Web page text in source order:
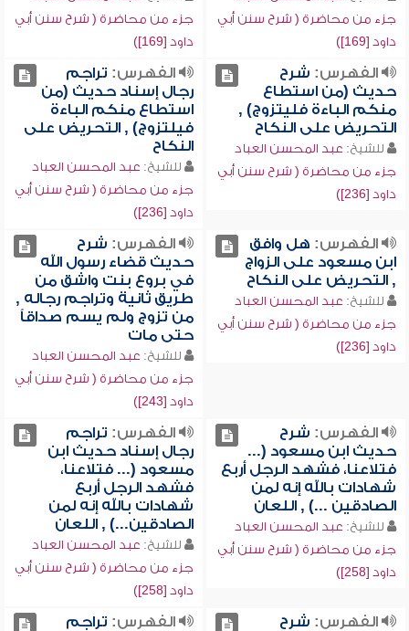
جزء من محاضرة ( شرح سنن أبي
داود [169])
جزء من محاضرة ( شرح سنن أبي
داود [169])
الفهرس: شرح
حديث (من استطاع
منكم الباءة فليتزوج) ,
التحريض على النكاح
للشيخ: عبد المحسن العباد
جزء من محاضرة ( شرح سنن أبي
داود [236])
الفهرس: تراجم
رجال إسناد حديث (من
استطاع منكم الباءة
فيلتزوج) , التحريض على
النكاح
للشيخ: عبد المحسن العباد
جزء من محاضرة ( شرح سنن أبي
داود [236])
الفهرس: هل وافق
ابن مسعود على الزواج
, التحريض على النكاح
للشيخ: عبد المحسن العباد
جزء من محاضرة ( شرح سنن أبي
داود [236])
الفهرس: شرح
حديث قضاء رسول الله
في بروع بنت واشق من
طريق ثانية وتراجم رجاله ,
من تزوج ولم يسم صداقاً
حتى مات
للشيخ: عبد المحسن العباد
جزء من محاضرة ( شرح سنن أبي
داود [243])
الفهرس: شرح
حديث ابن مسعود (...
فتلاعنا، فشهد الرجل أربع
شهادات بالله إنه لمن
الصادقين ...) , اللعان
للشيخ: عبد المحسن العباد
جزء من محاضرة ( شرح سنن أبي
داود [258])
الفهرس: تراجم
رجال إسناد حديث ابن
مسعود (... فتلاعنا،
فشهد الرجل أربع
شهادات بالله إنه لمن
الصادقين...) , اللعان
للشيخ: عبد المحسن العباد
جزء من محاضرة ( شرح سنن أبي
داود [258])
الفهرس: شرح
الفهرس: تراجم